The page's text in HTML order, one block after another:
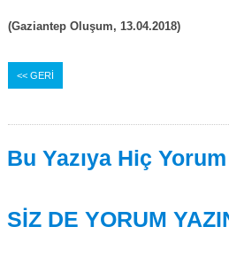
(Gaziantep Oluşum, 13.04.2018)
<< GERİ
Bu Yazıya Hiç Yorum
SİZ DE YORUM